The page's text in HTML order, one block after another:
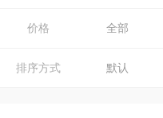
价格 全部
排序方式 默认